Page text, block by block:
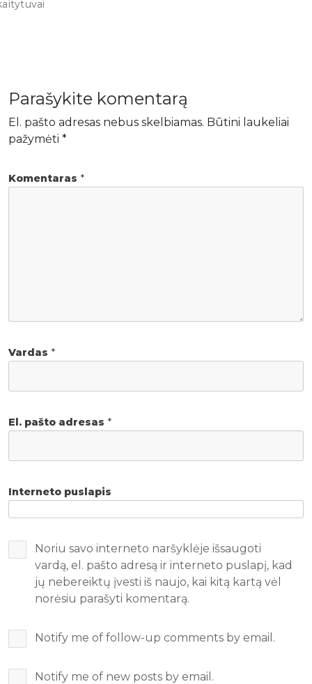
Parašykite komentarą
El. pašto adresas nebus skelbiamas. Būtini laukeliai
pažymėti *
Komentaras *
Vardas *
El. pašto adresas *
Interneto puslapis
Noriu savo interneto naršyklėje išsaugoti
vardą, el. pašto adresą ir interneto puslapį, kad
jų nebereiktų įvesti iš naujo, kai kitą kartą vėl
norėsiu parašyti komentarą.
Notify me of follow-up comments by email.
Notify me of new posts by email.